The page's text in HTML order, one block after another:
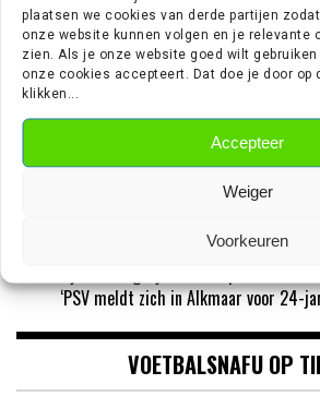
plaatsen we cookies van derde partijen
onze website kunnen volgen en je relevante
zien. Als je onze website goed wilt
onze cookies accepteert. Dat doe je door op
klikken...
Accepteer
Weiger
Voorkeuren
GROOTMACHT PARIS
EREDIVISIE NIEUWS
Wouter Goes zet krabbel onder nieuw
‘Sunderland aast op de handtekening
‘PSV meldt zich in Alkmaar voor 24-
VOETBALSNAFU OP